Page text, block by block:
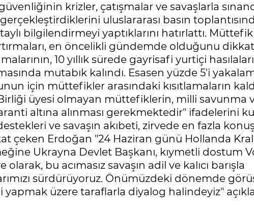
krizler, çatışmalar ve savaşlarla
uluslararası basın
bilgilendirmeyi yaptıklarını hatırlattı.
en öncelikli gündemde olduğunu
10 yıllık sürede gayrisafi yurtiçi
mutabık kalındı. Esasen yüzde 5'i
için müttefikler arasındaki kısıtlamaların
üyesi olmayan müttefiklerin, milli savunma
altına alınması gerekmektedir" ifadelerini
ve savaşın akıbeti, zirvede en fazla
çeken Erdoğan "24 Haziran günü Hollanda
Ukrayna Devlet Başkanı, kıymetli dostum
bu acımasız savaşın adil ve kalıcı barışla
sürdürüyoruz. Önümüzdeki dönemde
üzere taraflarla diyalog halindeyiz"